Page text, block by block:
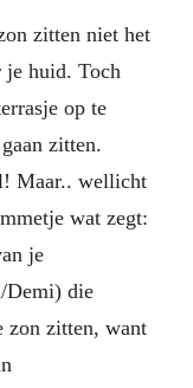
zitten niet het
je huid. Toch
op te
zitten.
Maar.. wellicht
wat zegt:
je
Demi) die
zon zitten, want